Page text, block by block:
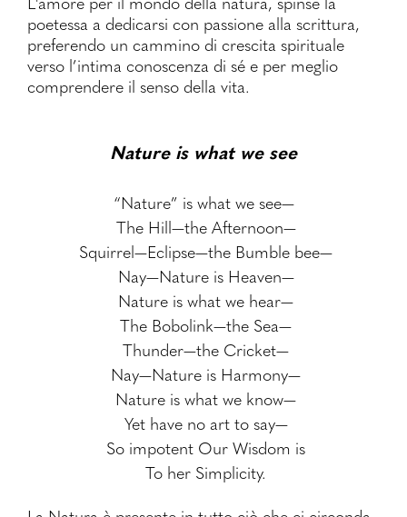
poetessa a dedicarsi con passione alla scrittura,
preferendo un cammino di crescita spirituale
verso l’intima conoscenza di sé e per meglio
comprendere il senso della vita.
Nature is what we see
“Nature” is what we see—
The Hill—the Afternoon—
Squirrel—Eclipse—the Bumble bee—
Nay—Nature is Heaven—
Nature is what we hear—
The Bobolink—the Sea—
Thunder—the Cricket—
Nay—Nature is Harmony—
Nature is what we know—
Yet have no art to say—
So impotent Our Wisdom is
To her Simplicity.